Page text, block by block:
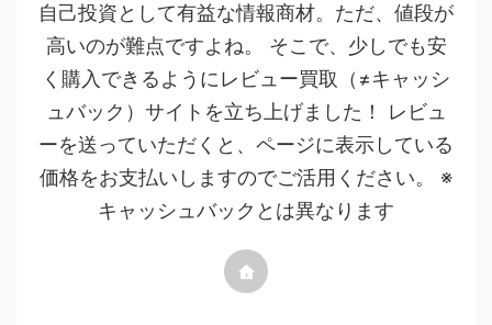
自己投資として有益な情報商材。ただ、値段が
高いのが難点ですよね。 そこで、少しでも安
く購入できるようにレビュー買取（≠キャッシ
ュバック）サイトを立ち上げました！ レビュ
ーを送っていただくと、ページに表示している
価格をお支払いしますのでご活用ください。 ※
キャッシュバックとは異なります